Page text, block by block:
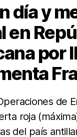
día y
en
por
de
roja
del país